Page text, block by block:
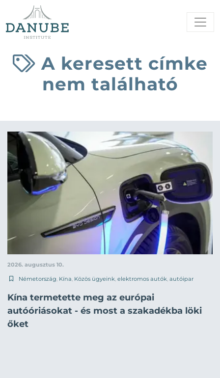
A keresett címke
nem található
2026. augusztus 10.
Németország Kína Közös ügyeink elektromos autók autóipar
Kína termetette meg az európai
autóóriásokat - és most a szakadékba löki
őket